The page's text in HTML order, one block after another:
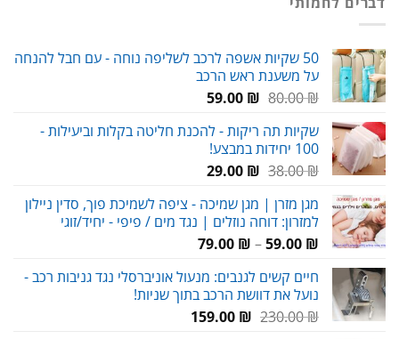
50 שקיות אשפה לרכב לשליפה נוחה - עם חבל להנחה
על משענת ראש הרכב
80.00₪
המחיר
היה:
80.00 ₪.
59.00 ₪
המחיר
הוא:
שקיות תה ריקות - להכנת חליטה בקלות וביעילות -
100 יחידות במבצע!
38.00₪
המחיר
היה:
38.00 ₪.
29.00 ₪
המחיר
הוא:
29.00 ₪.
מגן מזרן | מגן שמיכה - ציפה לשמיכת פוך, סדין ניילון
למזרון: דוחה נוזלים | נגד מים / פיפי - יחיד/זוגי
59.00 ₪
–
79.00 ₪
טווח
עד
חיים קשים לגנבים: מנעול אוניברסלי נגד גניבות רכב -
נועל את דוושת הרכב בתוך שניות!
230.00₪
המחיר159.00 ₪
המחיר